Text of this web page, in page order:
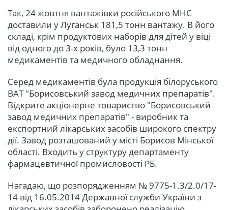
Так, 24 жовтня вантажівки російського МНС
доставили у Луганськ 181,5 тонн вантажу. В його
складі, крім продуктових наборів для дітей у віці
від одного до 3-х років, було 13,3 тонн
медикаментів та медичного обладнання.
Серед медикаментів була продукція білоруського
ВАТ "Борисовський завод медичних препаратів".
Відкрите акціонерне товариство "Борисовський
завод медичних препаратів" - виробник та
експортний лікарських засобів широкого спектру
дії. Завод розташований у місті Борисов Мінської
області. Входить у структуру департаменту
фармацевтичної промисловості РБ.
Нагадаю, що розпорядженням № 9775-1.3/2.0/17-
14 від 16.05.2014 Державної служби України з